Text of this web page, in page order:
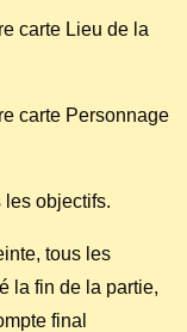
carte Lieu de la
carte Personnage
les objectifs.
tous les
la fin de la partie,
final